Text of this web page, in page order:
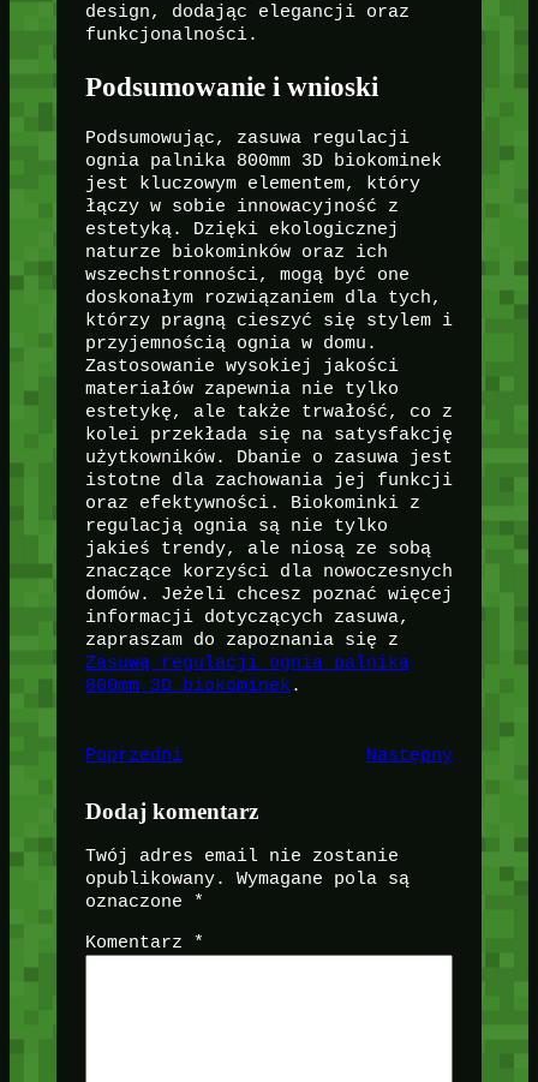
design, dodając elegancji oraz
funkcjonalności.
Podsumowanie i wnioski
Podsumowując, zasuwa regulacji
ognia palnika 800mm 3D biokominek
jest kluczowym elementem, który
łączy w sobie innowacyjność z
estetyką. Dzięki ekologicznej
naturze biokominków oraz ich
wszechstronności, mogą być one
doskonałym rozwiązaniem dla tych,
którzy pragną cieszyć się stylem i
przyjemnością ognia w domu.
Zastosowanie wysokiej jakości
materiałów zapewnia nie tylko
estetykę, ale także trwałość, co z
kolei przekłada się na satysfakcję
użytkowników. Dbanie o zasuwa jest
istotne dla zachowania jej funkcji
oraz efektywności. Biokominki z
regulacją ognia są nie tylko
jakieś trendy, ale niosą ze sobą
znaczące korzyści dla nowoczesnych
domów. Jeżeli chcesz poznać więcej
informacji dotyczących zasuwa,
zapraszam do zapoznania się z
Zasuwą regulacji ognia palnika
800mm 3D biokominek .
Poprzedni Następny
Dodaj komentarz
Twój adres email nie zostanie
opublikowany.
Wymagane pola są
oznaczone
*
Komentarz *